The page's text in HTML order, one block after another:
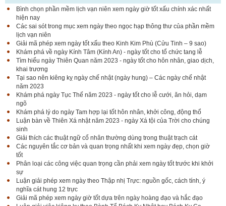
Bình chọn phần mềm lịch vạn niên xem ngày giờ tốt xấu chính xác nhất
hiện nay
Các sai sót trong mục xem ngày theo ngọc hạp thông thư của phần mềm
lịch vạn niên
Giải mã phép xem ngày tốt xấu theo Kinh Kim Phù (Cửu Tinh – 9 sao)
Khám phá về ngày Kính Tâm (Kính An) - ngày tốt cho tổ chức tang lễ
Tìm hiểu ngày Thiên Quan năm 2023 - ngày tốt cho hôn nhân, giao dịch,
khai trương
Tại sao nên kiêng kỵ ngày chế nhật (ngày hung) – Các ngày chế nhật
năm 2023
Khám phá ngày Tục Thế năm 2023 - ngày tốt cho lễ cưới, ăn hỏi, dạm
ngõ
Khám phá lý do ngày Tam hợp lại tốt hôn nhân, khởi công, động thổ
Luận bàn về Thiên Xá nhật năm 2023 - ngày Xá tội của Trời cho chúng
sinh
Giải thích các thuật ngữ cổ nhân thường dùng trong thuật trạch cát
Các nguyên tắc cơ bản và quan trọng nhất khi xem ngày đẹp, chọn giờ
tốt
Phân loại các công việc quan trọng cần phải xem ngày tốt trước khi khởi
sự
Luận giải phép xem ngày theo Thập nhị Trực: nguồn gốc, cách tính, ý
nghĩa cát hung 12 trực
Giải mã phép xem ngày giờ tốt dựa trên ngày hoàng đạo và hắc đạo